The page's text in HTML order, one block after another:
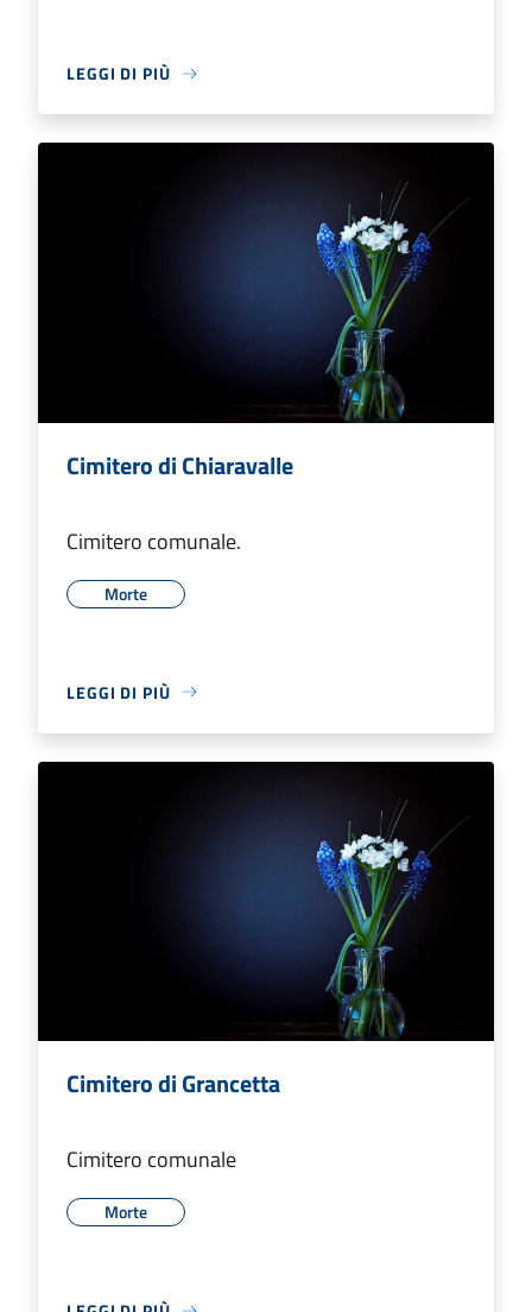
LEGGI DI PIÙ
Cimitero di Chiaravalle
Cimitero comunale.
Morte
LEGGI DI PIÙ
Cimitero di Grancetta
Cimitero comunale
Morte